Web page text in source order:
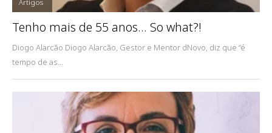
Artigos
Tenho mais de 55 anos… So what?!
Diogo Alarcão Diogo Alarcão, Gestor e Mentor dNovo, diz que “é
tempo de as...